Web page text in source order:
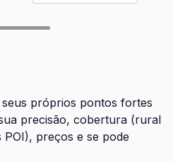
próprios pontos fortes
precisão, cobertura (rural
preços e se pode